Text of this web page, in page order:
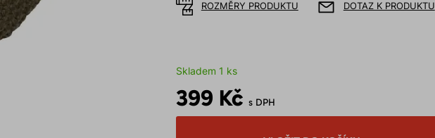
ROZMĚRY PRODUKTU DOTAZ K PRODUKTU
Skladem 1 ks
399 Kč s DPH